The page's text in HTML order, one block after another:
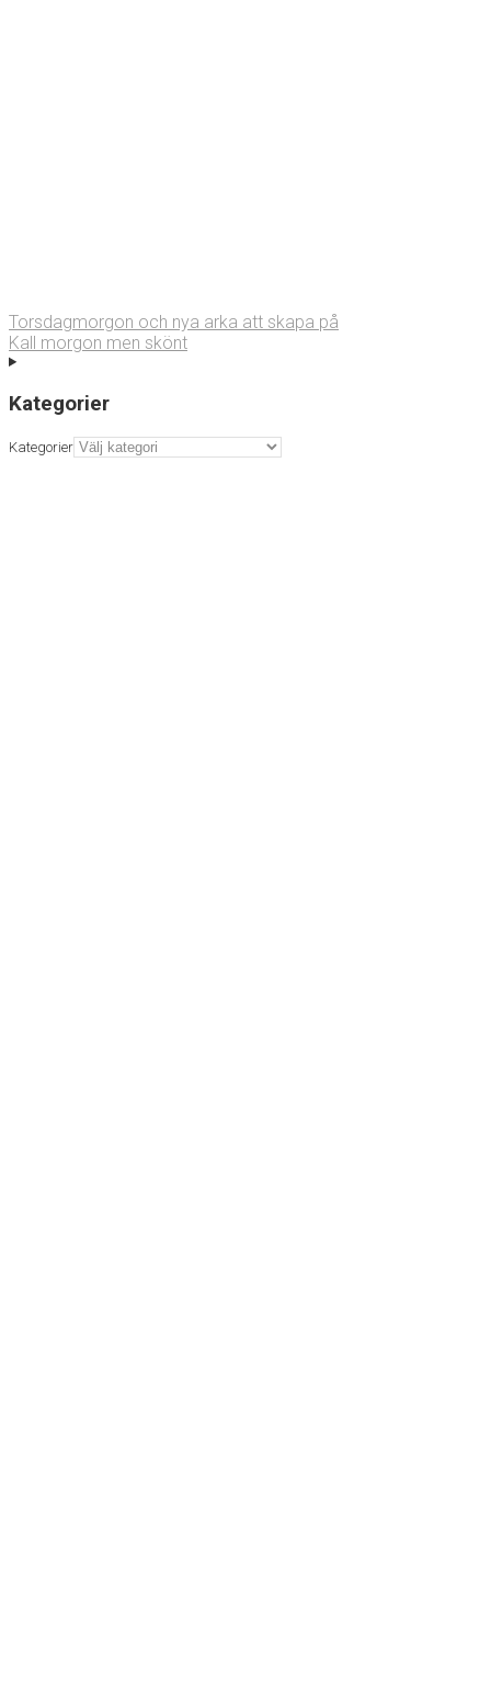
Torsdagmorgon och nya arka att skapa på
Kall morgon men skönt
Kategorier
Kategorier